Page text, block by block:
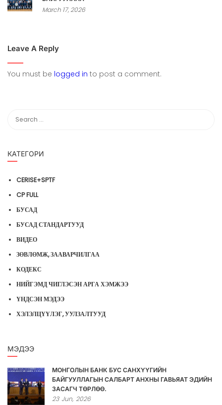
March 17, 2026
Leave A Reply
You must be logged in to post a comment.
КАТЕГОРИ
CERISE+SPTF
CP FULL
БУСАД
БУСАД СТАНДАРТУУД
ВИДЕО
ЗӨВЛӨМЖ, ЗААВАРЧИЛГАА
КОДЕКС
НИЙГЭМД ЧИГЛЭСЭН АРГА ХЭМЖЭЭ
ҮНДСЭН МЭДЭЭ
ХЭЛЭЛЦҮҮЛЭГ, УУЛЗАЛТУУД
МЭДЭЭ
МОНГОЛЫН БАНК БУС САНХҮҮГИЙН
БАЙГУУЛЛАГЫН САЛБАРТ АНХНЫ ГАВЬЯАТ ЭДИЙН
ЗАСАГЧ ТӨРЛӨӨ.
23 Jun, 2026